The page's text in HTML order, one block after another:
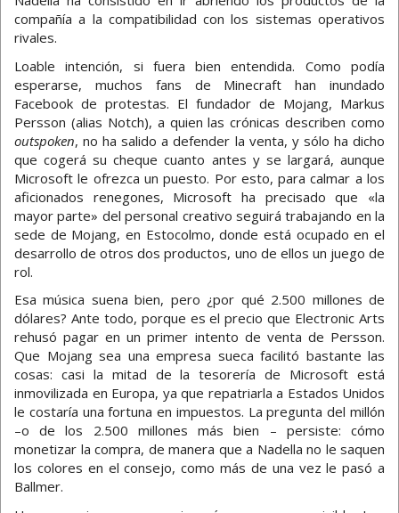
compañía a la compatibilidad con los sistemas operativos
rivales.
Loable intención, si fuera bien entendida. Como podía
esperarse, muchos fans de Minecraft han inundado
Facebook de protestas. El fundador de Mojang, Markus
Persson (alias Notch), a quien las crónicas describen como
outspoken, no ha salido a defender la venta, y sólo ha dicho
que cogerá su cheque cuanto antes y se largará, aunque
Microsoft le ofrezca un puesto. Por esto, para calmar a los
aficionados renegones, Microsoft ha precisado que «la
mayor parte» del personal creativo seguirá trabajando en la
sede de Mojang, en Estocolmo, donde está ocupado en el
desarrollo de otros dos productos, uno de ellos un juego de
rol.
Esa música suena bien, pero ¿por qué 2.500 millones de
dólares? Ante todo, porque es el precio que Electronic Arts
rehusó pagar en un primer intento de venta de Persson.
Que Mojang sea una empresa sueca facilitó bastante las
cosas: casi la mitad de la tesorería de Microsoft está
inmovilizada en Europa, ya que repatriarla a Estados Unidos
le costaría una fortuna en impuestos. La pregunta del millón
–o de los 2.500 millones más bien – persiste: cómo
monetizar la compra, de manera que a Nadella no le saquen
los colores en el consejo, como más de una vez le pasó a
Ballmer.